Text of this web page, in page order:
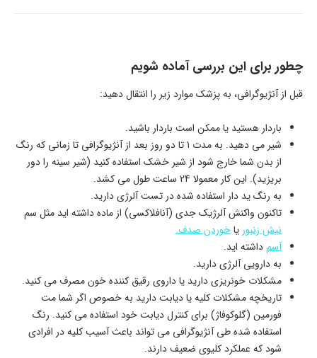
چطور برای این بررسی آماده شویم
قبل از آنژیوگرافی، به پزشک موارد زیر را انتقال دهید:
باردار هستید یا ممکن است باردار باشید.
شیر می دهید. به مدت 1 تا دو روز بعد از آنژیوگرافی تا زمانی که رنگ
از بدن شما خارج شود از شیر خشک استفاده کنید (شیر سینه را دور
بریزید). این کار معمولا 24 ساعت طول می کشد.
به رنگ ید دار استفاده شده در تست آلرژی دارید.
تاکنون واکنش آلرژیک جدی (آنافلاکسی) از ماده داشته اید مثل سم
نیش زنبور یاخوردن صدف.
آسمداشته اید.
به دارویی آلرژی دارید.
مشکلات خونریزی دارید یا داروی رقیق کننده خون مصرف می کنید.
تاریخچه مشکلات کلیه یا دیابت دارید به خصوص اگر شما مت
فورمین (گلوکوفاژ) برای کنترل دیابت خود استفاده می کنید. رنگ
استفاده شده طی آنژیوگرافی می تواند باعث آسیب کلیه در افرادی
شود که عملکرد کلیوی ضعیف دارند.